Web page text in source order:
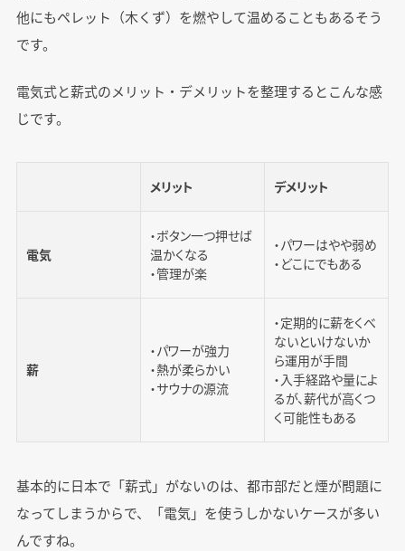
他にもペレット（木くず）を燃やして温めることもあるそう
です。
電気式と薪式のメリット・デメリットを整理するとこんな感
じです。
メリット デメリット
電気
・ボタン一つ押せば
温かくなる
・管理が楽
・パワーはやや弱め
・どこにでもある
薪
・パワーが強力
・熱が柔らかい
・サウナの源流
・定期的に薪をくべ
ないといけないか
ら運用が手間
・入手経路や量によ
るが、薪代が高くつ
く可能性もある
基本的に日本で「薪式」がないのは、都市部だと煙が問題に
なってしまうからで、「電気」を使うしかないケースが多い
んですね。